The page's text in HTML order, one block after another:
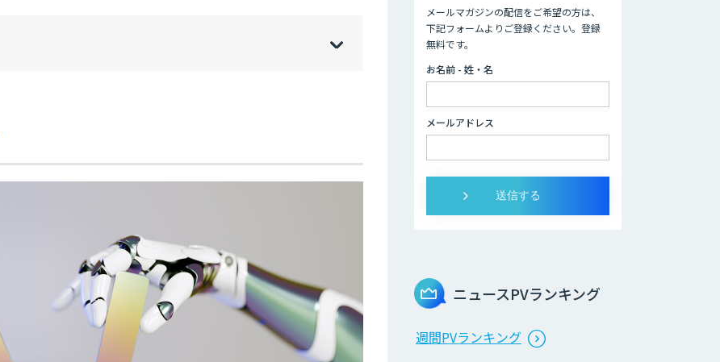
[hi
]
[sh
]
メールマガジンの配信をご希望の方は、
下記フォームよりご登録ください。登録
無料です。
お名前 - 姓・名
メールアドレス
ニュースPVランキング
週間PVランキング